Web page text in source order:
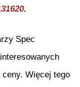
.
Spec
Więcej tego